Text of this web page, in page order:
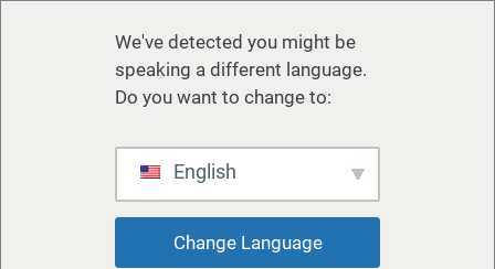
We've detected you might be
speaking a different language.
Do you want to change to:
English
Change Language